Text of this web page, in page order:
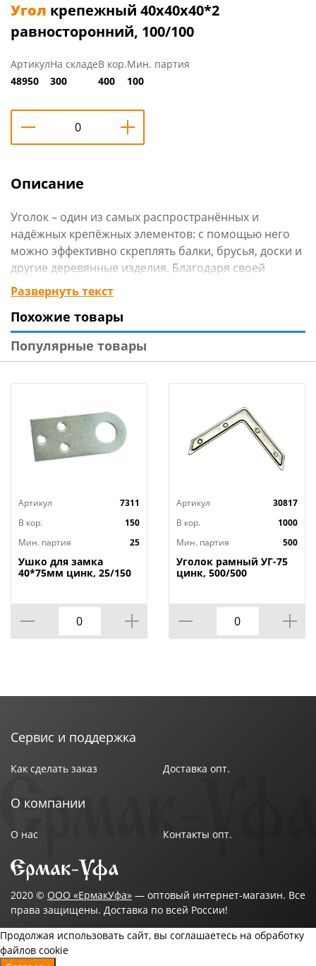
Угол крепежный 40х40х40*2
равносторонний, 100/100
Артикул
48950
На складе
300
В кор.
400
Мин. партия
100
Описание
Уголок – один из самых распространённых и
надёжных крепёжных элементов: с помощью него
можно эффективно скреплять балки, брусья, доски и
другие деревянные изделия. Благодаря своей
универсальности, имеет широкую сферу
применения – от строительства домов до
изготовления мебели и малых архитектурных форм –
скамеек, заборов, беседок.
Тип: Угол крепежный
Ширина: 40 мм
Толщина: 2 мм
Материал: Оцинкованная сталь
Развернуть текст
Похожие товары
Популярные товары
Артикул
7311
В кор.
150
Мин. партия
25
Ушко для замка
40*75мм цинк, 25/150
Артикул
30817
В кор.
1000
Мин. партия
500
Уголок рамный УГ-75
цинк, 500/500
Сервис и поддержка
Как сделать заказ Доставка опт.
О компании
О нас Контакты опт.
2020 © ООО «ЕрмакУфа» — оптовый интернет-магазин. Все
права защищены. Доставка по всей России!
Продолжая использовать сайт, вы соглашаетесь на обработку
файлов cookie